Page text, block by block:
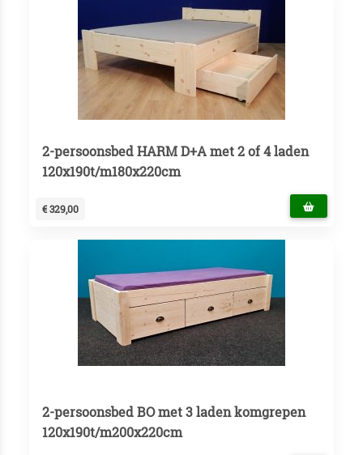
2-persoonsbed HARM D+A met 2 of 4 laden
120x190t/m180x220cm
€ 329,00
2-persoonsbed BO met 3 laden komgrepen
120x190t/m200x220cm